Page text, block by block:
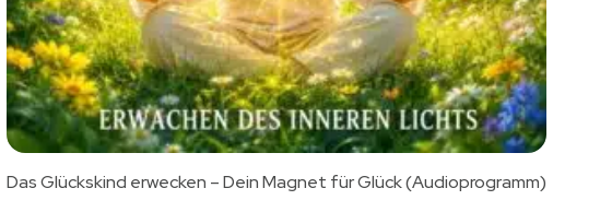
Das Glückskind erwecken – Dein Magnet für Glück (Audioprogramm)